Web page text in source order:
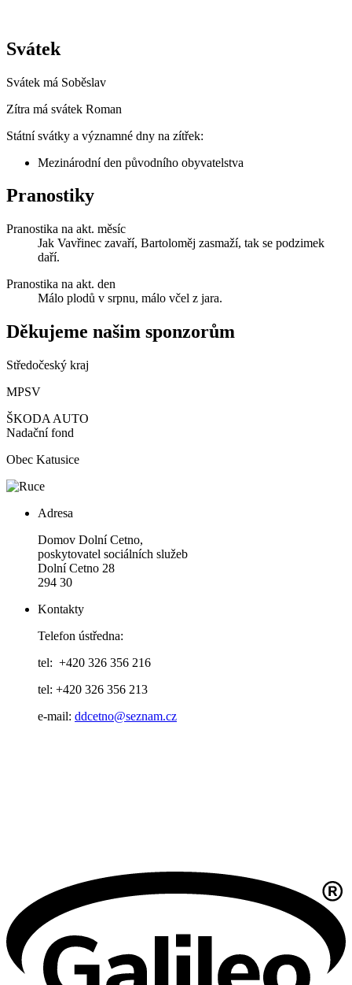
Svátek
Svátek má Soběslav
Zítra má svátek Roman
Státní svátky a významné dny na zítřek:
Mezinárodní den původního obyvatelstva
Pranostiky
Pranostika na akt. měsíc
Jak Vavřinec zavaří, Bartoloměj zasmaží, tak se podzimek
daří.
Pranostika na akt. den
Málo plodů v srpnu, málo včel z jara.
Děkujeme našim sponzorům
Středočeský kraj
MPSV
ŠKODA AUTO
Nadační fond
Obec Katusice
Adresa
Domov Dolní Cetno,
poskytovatel sociálních služeb
Dolní Cetno 28
294 30
Kontakty
Telefon ústředna:
tel: +420 326 356 216
tel: +420 326 356 213
e-mail: ddcetno@seznam.cz